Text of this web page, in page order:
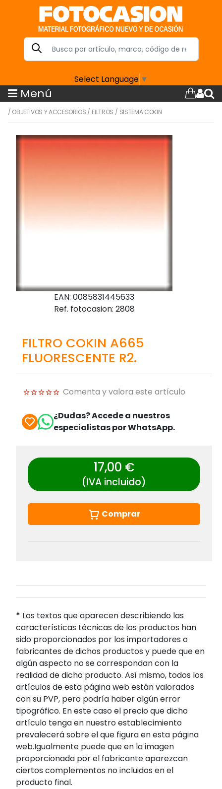
Select Language ▼
Menú
/ OBJETIVOS Y ACCESORIOS / FILTROS / SISTEMA COKIN
EAN: 0085831445633
Ref. fotocasion: 2808
FILTRO COKIN A665
FLUORESCENTE R2.
Comenta y valora este artículo
¿Dudas? Accede a nuestros
especialistas por WhatsApp.
17,00 €
(IVA incluido)
Comprar
* Los textos que aparecen describiendo las
características técnicas de los productos han
sido proporcionados por los importadores o
fabricantes de dichos productos y puede que en
algún aspecto no se correspondan con la
realidad de dicho producto. Así mismo, todos los
artículos de esta página web están valorados
con su PVP, pero podría haber algún error
tipográfico. En este caso el precio que dicho
artículo tenga en nuestro establecimiento
prevalecerá sobre el que figura en esta página
web.Igualmente puede que en la imagen
proporcionada por el fabricante aparezcan
ciertos complementos no incluidos en el
producto final.